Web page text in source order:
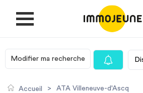
MON COMPTE
Modifier ma recherche
Accueil > ATA Villeneuve-d'Ascq